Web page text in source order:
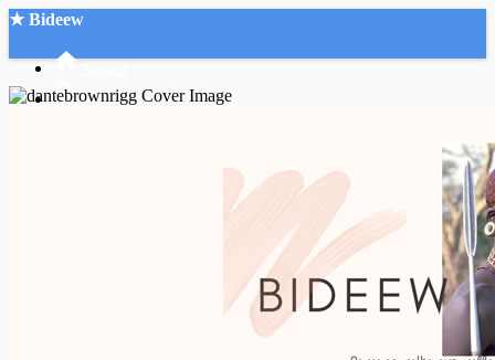
★ Bideew